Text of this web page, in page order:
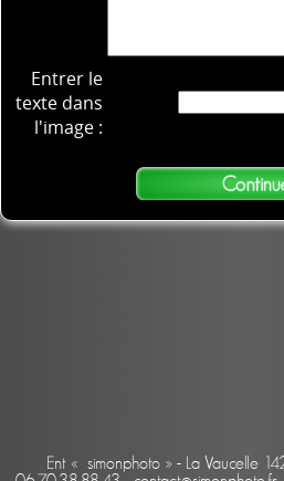
Entrer le
texte dans
l'image :
Ent « simonphoto » - La Vaucelle